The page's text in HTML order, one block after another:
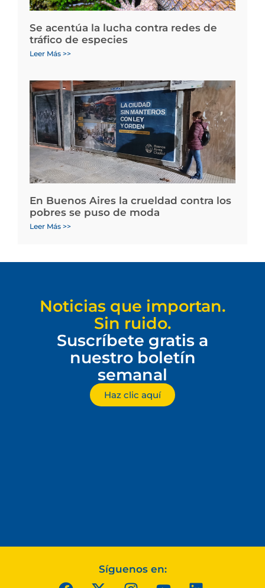
Se acentúa la lucha contra redes de
tráfico de especies
Leer Más >>
En Buenos Aires la crueldad contra los
pobres se puso de moda
Leer Más >>
Noticias que importan.
Sin ruido.
Suscríbete gratis a
nuestro boletín
semanal
Haz clic aquí
Síguenos en: